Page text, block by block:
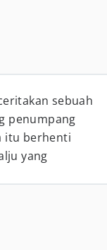
sebuah
penumpang
itu berhenti
yang